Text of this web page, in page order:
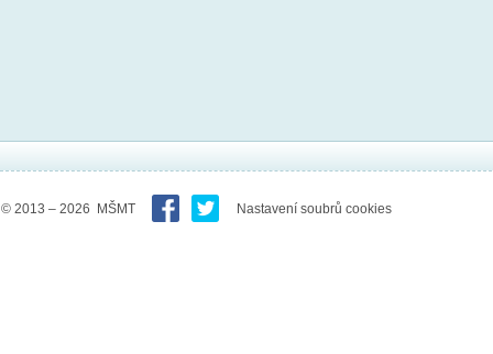
© 2013 – 2026 MŠMT Nastavení soubrů cookies